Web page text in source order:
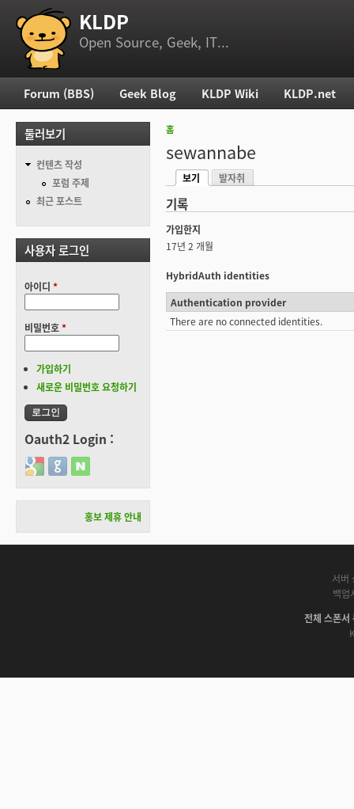
부 메뉴 KLDP
Open Source, Geek, IT...
현재 위치
홈
sewannabe
기본탭
보기
발자취
기록
가입한지
17년 2 개월
HybridAuth identities
Authentication provider
There are no connected identities.
주 메뉴
Forum (BBS) Geek Blog KLDP Wiki KLDP.net
둘러보기
컨텐츠 작성
포럼 주제
최근 포스트
사용자 로그인
아이디 *
비밀번호*
가입하기
새로운 비밀번호 요청하기
Oauth2 Login :
Login with Google
Login with GitHub
Login with Naver
홍보 제휴 안내
서버
백업
전체 스폰서